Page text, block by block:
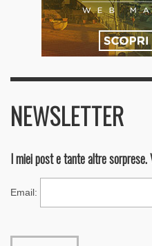
NEWSLETTER
I miei post e tante altre sorprese.
Email: